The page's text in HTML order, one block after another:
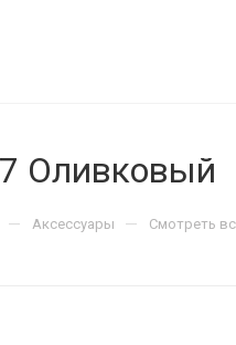
Оливковый
— Аксессуары — Смотреть